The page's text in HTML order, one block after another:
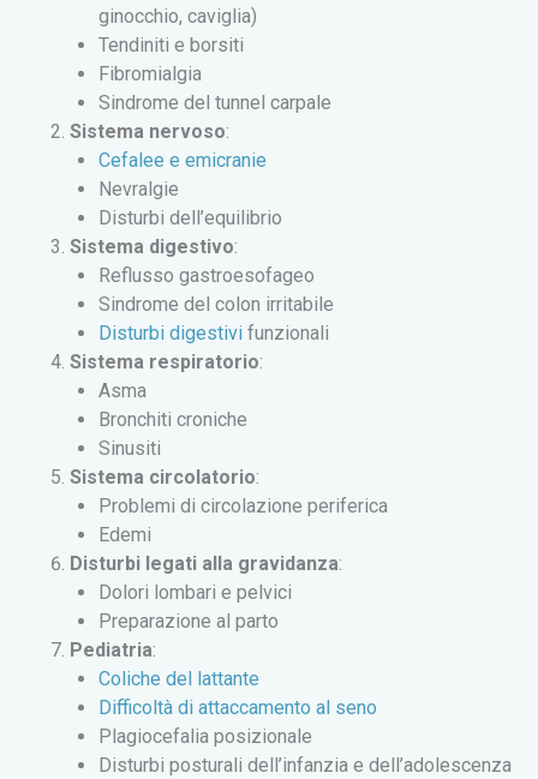
ginocchio, caviglia)
Tendiniti e borsiti
Fibromialgia
Sindrome del tunnel carpale
Sistema nervoso:
Cefalee e emicranie
Nevralgie
Disturbi dell’equilibrio
Sistema digestivo:
Reflusso gastroesofageo
Sindrome del colon irritabile
Disturbi digestivi funzionali
Sistema respiratorio:
Asma
Bronchiti croniche
Sinusiti
Sistema circolatorio:
Problemi di circolazione periferica
Edemi
Disturbi legati alla gravidanza:
Dolori lombari e pelvici
Preparazione al parto
Pediatria:
Coliche del lattante
Difficoltà di attaccamento al seno
Plagiocefalia posizionale
Disturbi posturali dell’infanzia e dell’adolescenza